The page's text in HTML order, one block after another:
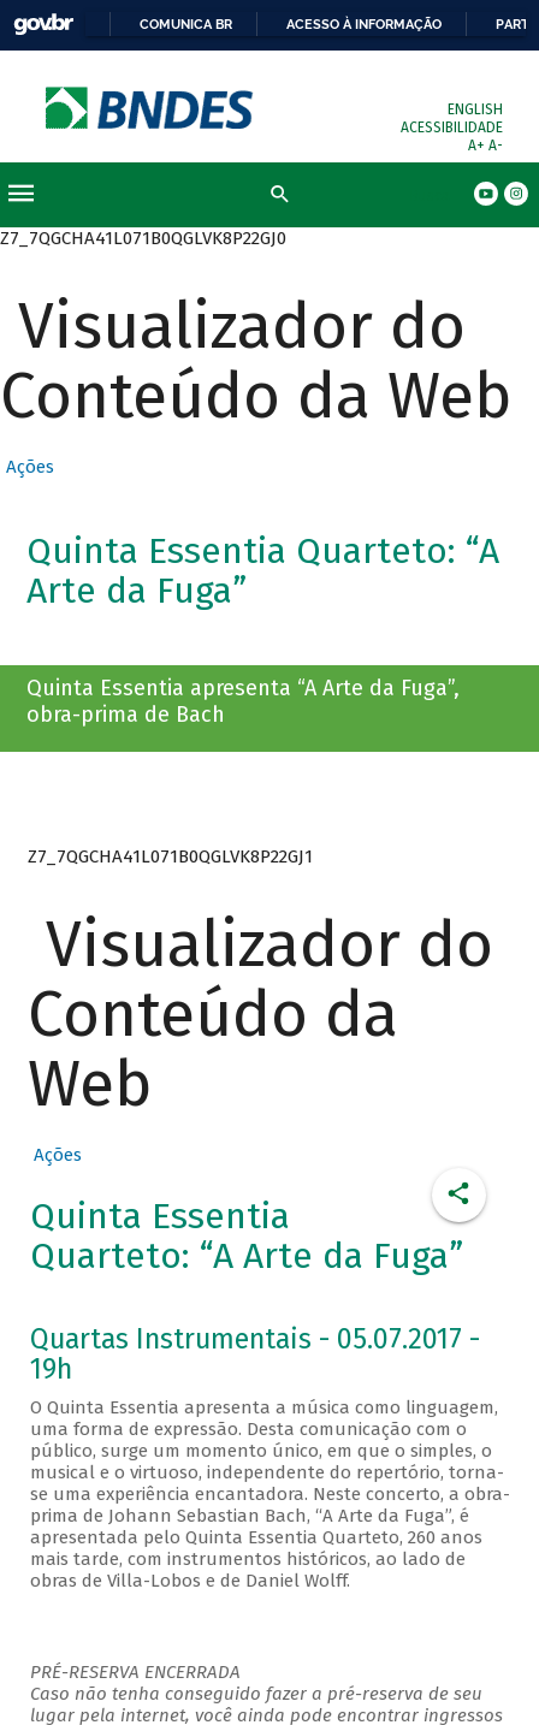
COMUNICA BR ACESSO À INFORMAÇÃO
ENGLISH
ACESSIBILIDADE
A+ A-
Z7_7QGCHA41L071B0QGLVK8P22GJ0
Visualizador do
Conteúdo da Web
Ações
Quinta Essentia Quarteto: “A
Arte da Fuga”
Quinta Essentia apresenta “A Arte da Fuga”,
obra-prima de Bach
Z7_7QGCHA41L071B0QGLVK8P22GJ1
Visualizador do
Conteúdo da
Web
Ações
Quinta Essentia
Quarteto: “A Arte da Fuga”
Quartas Instrumentais - 05.07.2017 -
19h
O Quinta Essentia apresenta a música como linguagem,
uma forma de expressão. Desta comunicação com o
público, surge um momento único, em que o simples, o
musical e o virtuoso, independente do repertório, torna-
se uma experiência encantadora. Neste concerto, a obra-
prima de Johann Sebastian Bach, “A Arte da Fuga”, é
apresentada pelo Quinta Essentia Quarteto, 260 anos
mais tarde, com instrumentos históricos, ao lado de
obras de Villa-Lobos e de Daniel Wolff.
PRÉ-RESERVA ENCERRADA
Caso não tenha conseguido fazer a pré-reserva de seu
lugar pela internet, você ainda pode encontrar ingressos